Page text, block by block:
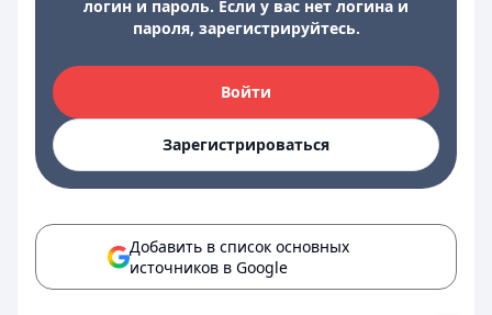
логин и пароль. Если у вас нет логина и
пароля, зарегистрируйтесь.
Войти
Зарегистрироваться
Добавить в список основных
источников в Google